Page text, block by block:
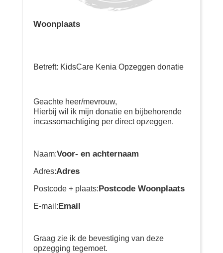
Woonplaats
Betreft: KidsCare Kenia Opzeggen donatie
Geachte heer/mevrouw,
Hierbij wil ik mijn donatie en bijbehorende
incassomachtiging per direct opzeggen.
Naam:Voor- en achternaam
Adres:Adres
Postcode + plaats:Postcode Woonplaats
E-mail:Email
Graag zie ik de bevestiging van deze
opzegging tegemoet.